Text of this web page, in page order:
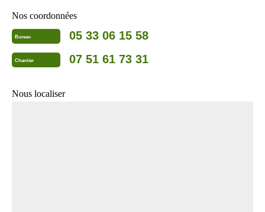
Nos coordonnées
Bureau 05 33 06 15 58
Chantier 07 51 61 73 31
Nous localiser